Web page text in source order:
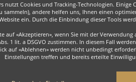
nutzt Cookies und Tracking-Technologien.
sammeln), andere helfen uns, Ihnen einen
ein. Durch die Einbindung dieser Tools
auf «Akzeptieren», wenn Sie mit der
1 lit. a DSGVO zustimmen. In diesem Fall
auf «Ablehnen» werden nicht unbedingt
Einstellungen treffen und bereits erteilte